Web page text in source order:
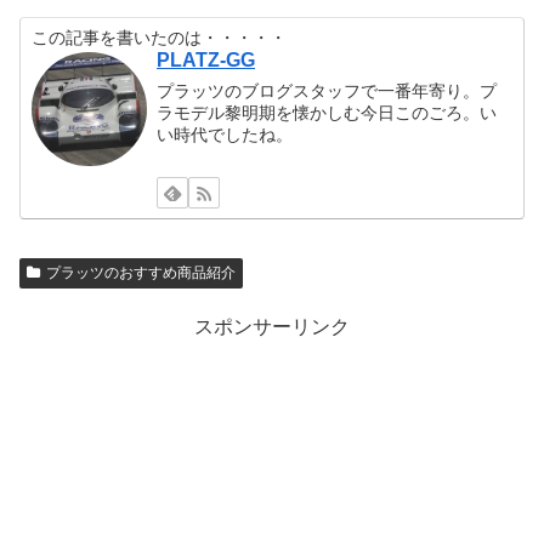
この記事を書いたのは・・・・・
PLATZ-GG
プラッツのブログスタッフで一番年寄り。プ
ラモデル黎明期を懐かしむ今日このごろ。い
い時代でしたね。
プラッツのおすすめ商品紹介
スポンサーリンク